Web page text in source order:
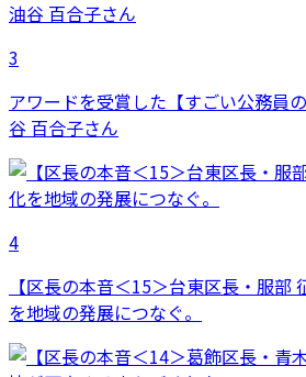
3
アワードを受賞した【すごい公務員
谷 百合子さん
4
【区長の本音＜15＞台東区長・服部
を地域の発展につなぐ。